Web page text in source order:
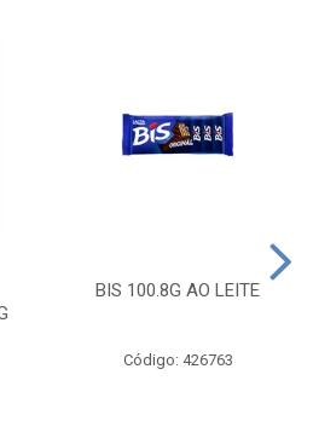
BIS 100.8G AO LEITE
Código: 426763